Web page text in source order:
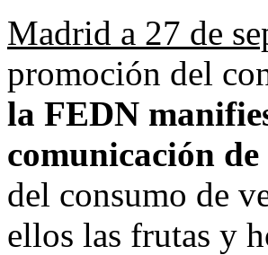
Madrid a 27 de
promoción del
la FEDN
comunicación
del consumo de
ellos las frutas y